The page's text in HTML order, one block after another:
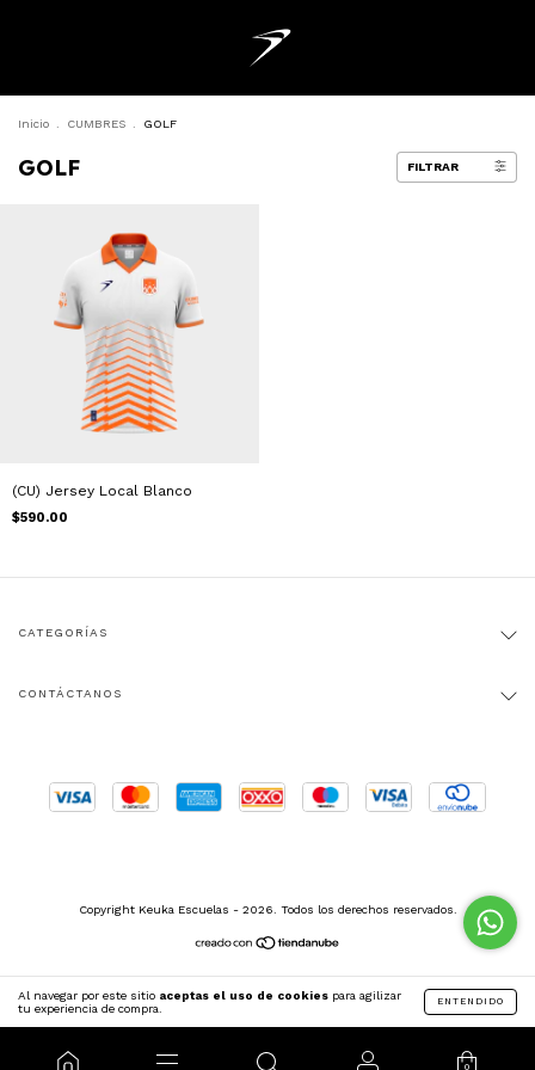
Al navegar por este sitio aceptas el uso de cookies para agilizar
tu experiencia de compra.
ENTENDIDO
0
Inicio CUMBRES GOLF
GOLF FILTRAR
(CU) Jersey Local Blanco
$590.00
CATEGORÍAS
CONTÁCTANOS
Copyright Keuka Escuelas - 2026. Todos los derechos reservados.